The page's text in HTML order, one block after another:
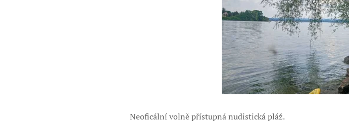
Neoficální volně přístupná nudistická pláž.